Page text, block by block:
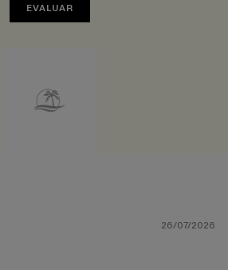
EVALUAR
26/07/2026